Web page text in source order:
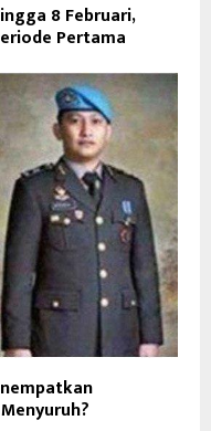
8 Februari,
Pertama